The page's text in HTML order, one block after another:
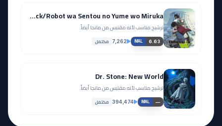
Dimension W: Short Track/Robot wa Sentou no Yume wo Miruka
ترشيح مناسب لأنه مقتبس من مانجا أيضاً.
MAL 6.63
7,262 مكتمل
Dr. Stone: New World
ترشيح مناسب لأنه مقتبس من مانجا أيضاً.
MAL —
394,474 مكتمل